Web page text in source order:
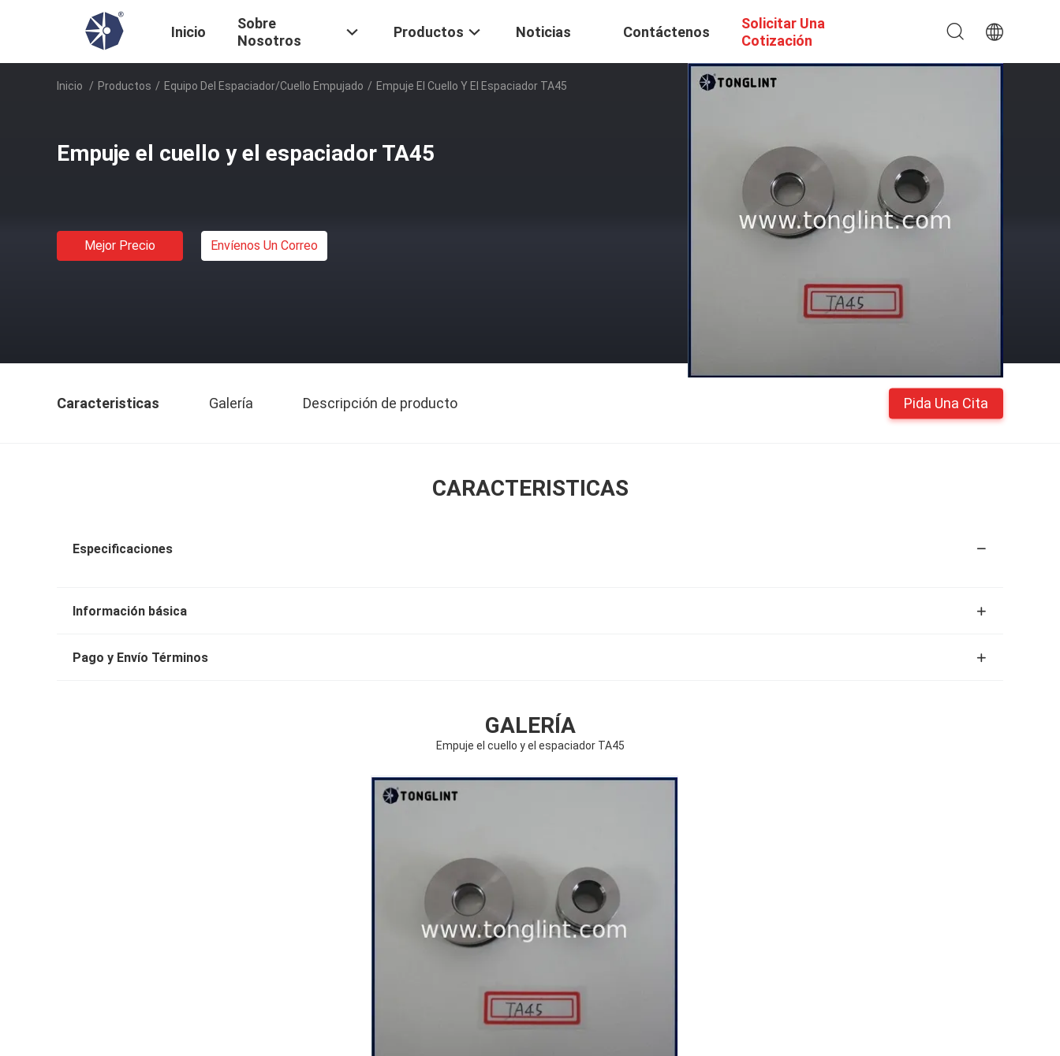
Inicio
Sobre
Nosotros
Productos Noticias Contáctenos
Solicitar Una
Cotización
Inicio / Productos / Equipo Del Espaciador/cuello Empujado / Empuje El Cuello Y El Espaciador TA45
Empuje el cuello y el espaciador TA45
Mejor Precio Envíenos Un Correo
Caracteristicas Galería Descripción de producto Pida Una Cita
CARACTERISTICAS
Especificaciones
Información básica
Pago y Envío Términos
GALERÍA
Empuje el cuello y el espaciador TA45